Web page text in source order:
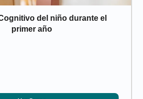
del niño durante el
primer año